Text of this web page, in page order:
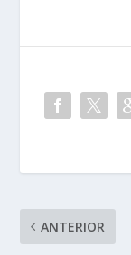
ANTERIOR